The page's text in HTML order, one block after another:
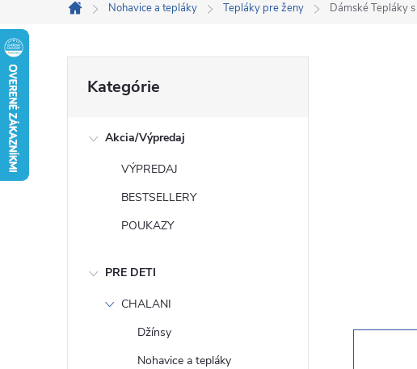
Domov
Nohavice a tepláky Tepláky pre ženy Dámské Tepláky
kategórie
Kategórie
Akcia/Výpredaj
VÝPREDAJ
BESTSELLERY
POUKAZY
PRE DETI
CHALANI
Džínsy
Nohavice a tepláky